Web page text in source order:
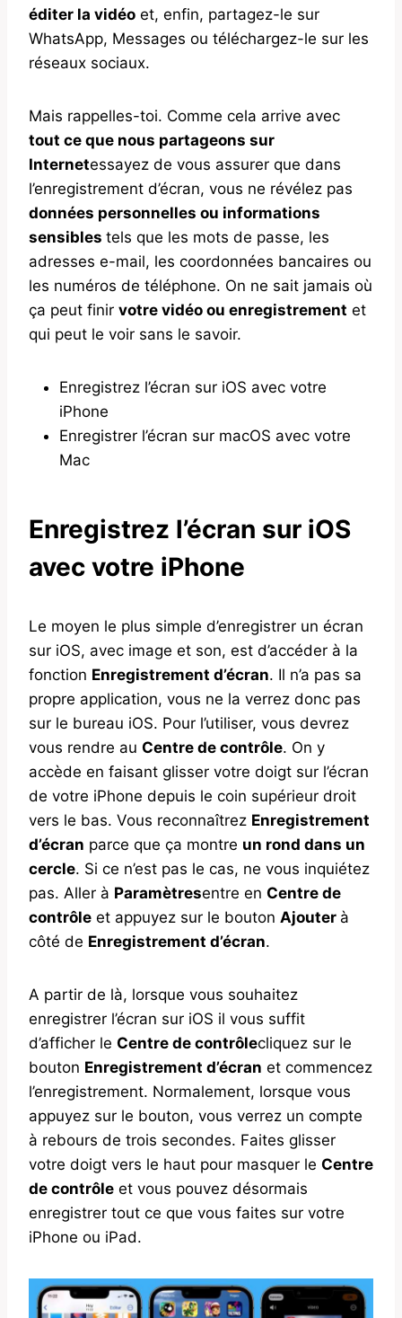
éditer la vidéo et, enfin, partagez-le sur
WhatsApp, Messages ou téléchargez-le sur les
réseaux sociaux.
Mais rappelles-toi. Comme cela arrive avec
tout ce que nous partageons sur
Internetessayez de vous assurer que dans
l’enregistrement d’écran, vous ne révélez pas
données personnelles ou informations
sensibles tels que les mots de passe, les
adresses e-mail, les coordonnées bancaires ou
les numéros de téléphone. On ne sait jamais où
ça peut finir votre vidéo ou enregistrement et
qui peut le voir sans le savoir.
Enregistrez l’écran sur iOS avec votre
iPhone
Enregistrer l’écran sur macOS avec votre
Mac
Enregistrez l’écran sur iOS
avec votre iPhone
Le moyen le plus simple d’enregistrer un écran
sur iOS, avec image et son, est d’accéder à la
fonction Enregistrement d’écran. Il n’a pas sa
propre application, vous ne la verrez donc pas
sur le bureau iOS. Pour l’utiliser, vous devrez
vous rendre au Centre de contrôle. On y
accède en faisant glisser votre doigt sur l’écran
de votre iPhone depuis le coin supérieur droit
vers le bas. Vous reconnaîtrez Enregistrement
d’écran parce que ça montre un rond dans un
cercle. Si ce n’est pas le cas, ne vous inquiétez
pas. Aller à Paramètresentre en Centre de
contrôle et appuyez sur le bouton Ajouter à
côté de Enregistrement d’écran.
A partir de là, lorsque vous souhaitez
enregistrer l’écran sur iOS il vous suffit
d’afficher le Centre de contrôlecliquez sur le
bouton Enregistrement d’écran et commencez
l’enregistrement. Normalement, lorsque vous
appuyez sur le bouton, vous verrez un compte
à rebours de trois secondes. Faites glisser
votre doigt vers le haut pour masquer le Centre
de contrôle et vous pouvez désormais
enregistrer tout ce que vous faites sur votre
iPhone ou iPad.